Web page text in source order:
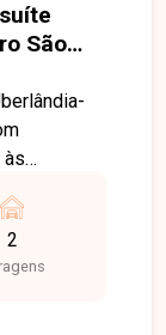
São
às
a
2